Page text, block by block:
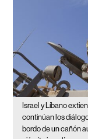
Israel y Líbano
continúan los
bordo de un cañón